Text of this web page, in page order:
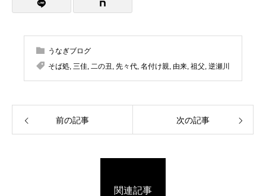
うなぎブログ
そば処 三佳 二の丑 先々代 名付け親 由来 祖父 逆瀬川
前の記事 次の記事
関連記事